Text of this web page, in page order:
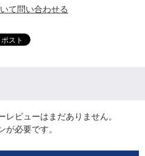
て問い合わせる
ビューはまだありません。
が必要です。